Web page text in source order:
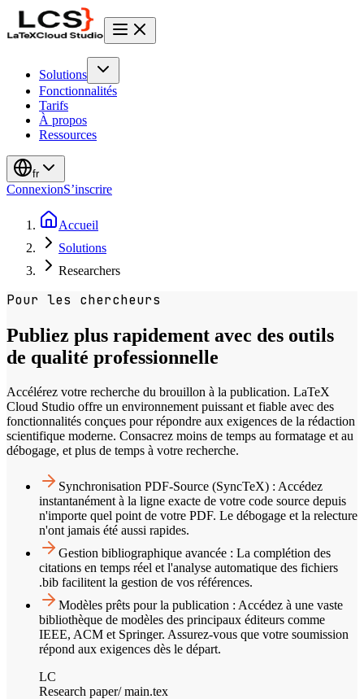
Solutions
Fonctionnalités
Tarifs
À propos
Ressources
fr
ConnexionS’inscrire
Accueil
Solutions
Researchers
Pour les chercheurs
Publiez plus rapidement avec des outils
de qualité professionnelle
Accélérez votre recherche du brouillon à la publication. LaTeX
Cloud Studio offre un environnement puissant et fiable avec des
fonctionnalités conçues pour répondre aux exigences de la rédaction
scientifique moderne. Consacrez moins de temps au formatage et au
débogage, et plus de temps à votre recherche.
Synchronisation PDF-Source (SyncTeX) : Accédez
instantanément à la ligne exacte de votre code source depuis
n'importe quel point de votre PDF. Le débogage et la relecture
n'ont jamais été aussi rapides.
Gestion bibliographique avancée : La complétion des
citations en temps réel et l'analyse automatique des fichiers
.bib facilitent la gestion de vos références.
Modèles prêts pour la publication : Accédez à une vaste
bibliothèque de modèles des principaux éditeurs comme
IEEE, ACM et Springer. Assurez-vous que votre soumission
répond aux exigences dès le départ.
LC
Research paper/ main.tex